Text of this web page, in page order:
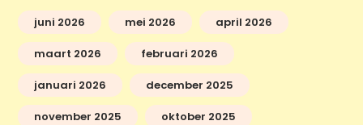
juni 2026 mei 2026 april 2026
maart 2026 februari 2026
januari 2026 december 2025
november 2025 oktober 2025